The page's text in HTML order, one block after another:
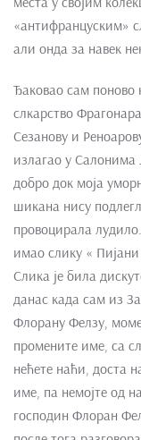
«антифранцуским»
али онда за навек
Ђаковао сам поново
слкарство
Сезанову и
излагао у
добро док моја
шикана нису
провоцирала
имао слику «
Слика је била
данас када сам из
Флорану Фелзу,
промените име, са
нећете наћи, доста
име, па немојте од
господин Флоран